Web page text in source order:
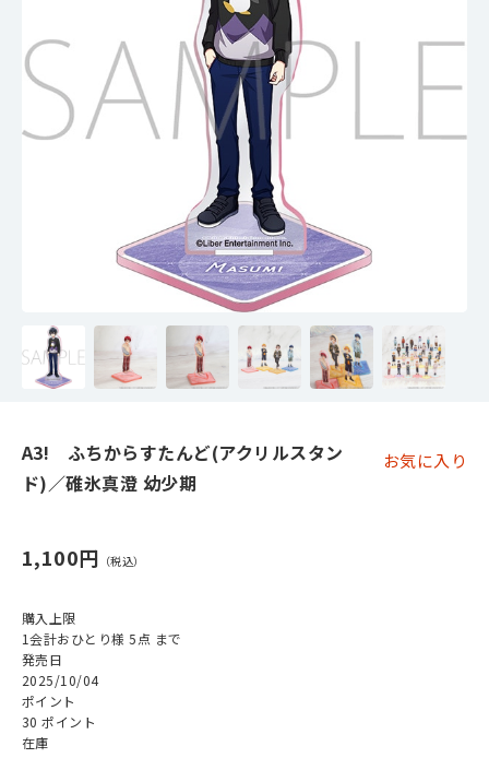
A3! ふちからすたんど(アクリルスタン
ド)／碓氷真澄 幼少期
お気に入り
1,100円
購入上限
1会計おひとり様 5点 まで
発売日
2025/10/04
ポイント
30 ポイント
在庫